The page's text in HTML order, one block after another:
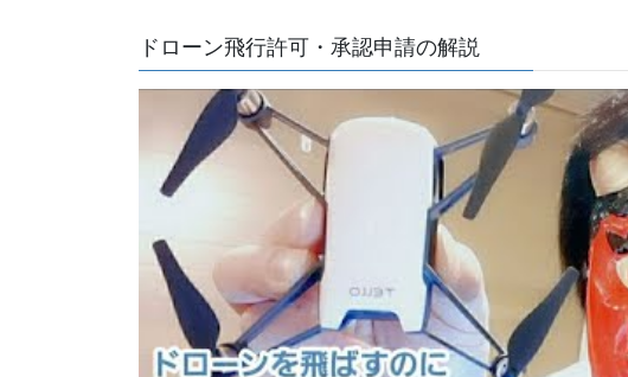
ドローン飛行許可・承認申請の解説